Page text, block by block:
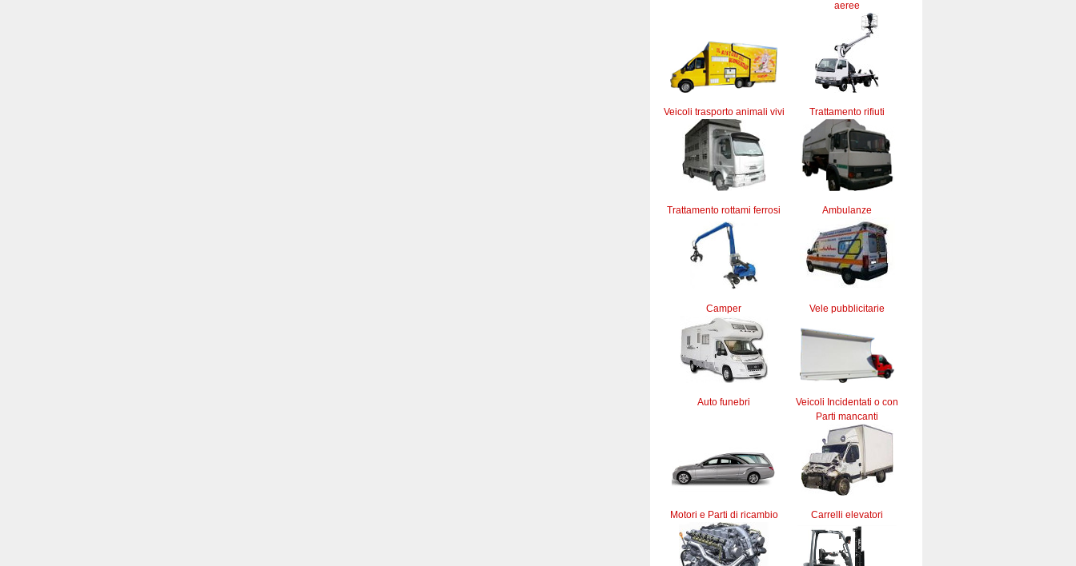
aeree
Veicoli trasporto animali vivi Trattamento rifiuti
Trattamento rottami ferrosi Ambulanze
Camper Vele pubblicitarie
Auto funebri
Veicoli Incidentati o con
Parti mancanti
Motori e Parti di ricambio Carrelli elevatori